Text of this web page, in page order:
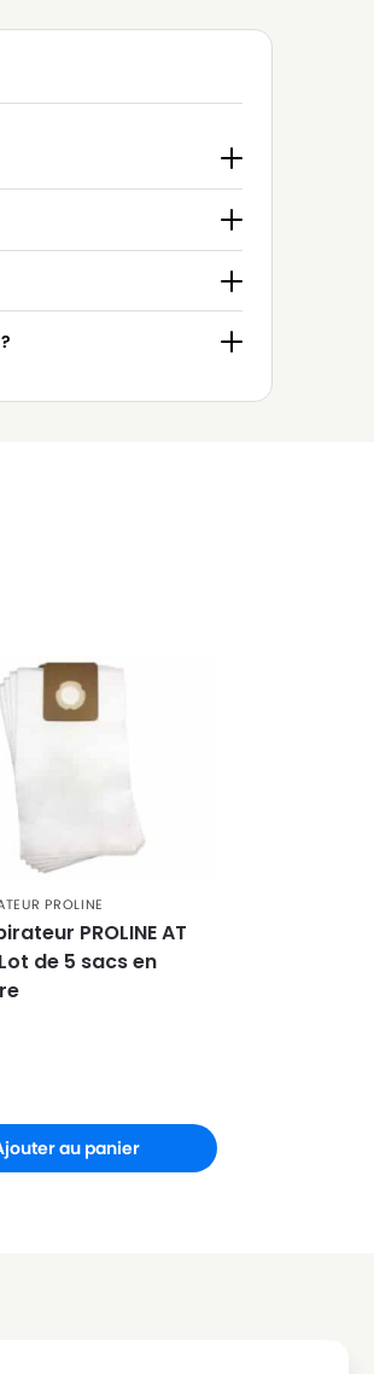
PROLINE
PROLINE AT
de 5 sacs en
au panier